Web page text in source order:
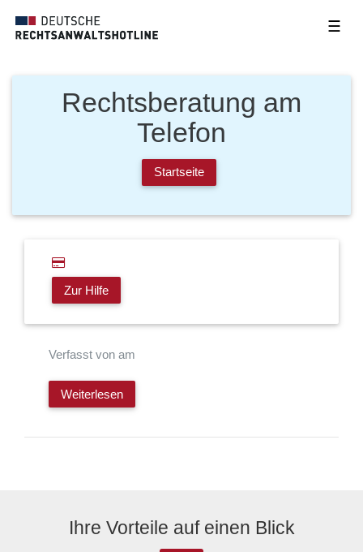
☰
Rechtsberatung am
Telefon
Startseite
Zur Hilfe
Verfasst von am
Weiterlesen
Ihre Vorteile auf einen Blick